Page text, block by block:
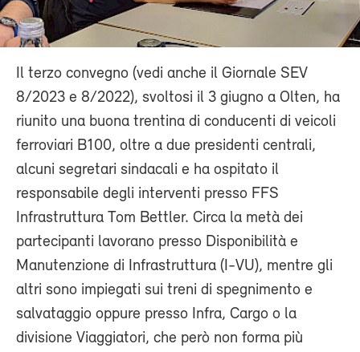
Il terzo convegno (vedi anche il Giornale SEV
8/2023 e 8/2022), svoltosi il 3 giugno a Olten, ha
riunito una buona trentina di conducenti di veicoli
ferroviari B100, oltre a due presidenti centrali,
alcuni segretari sindacali e ha ospitato il
responsabile degli interventi presso FFS
Infrastruttura Tom Bettler. Circa la metà dei
partecipanti lavorano presso Disponibilità e
Manutenzione di Infrastruttura (I-VU), mentre gli
altri sono impiegati sui treni di spegnimento e
salvataggio oppure presso Infra, Cargo o la
divisione Viaggiatori, che però non forma più